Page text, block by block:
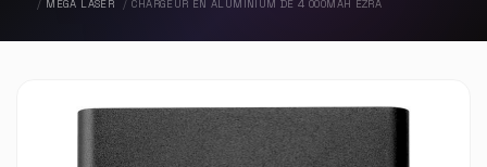
MEGA LASER
CHARGEUR EN ALUMINIUM DE 4 000MAH EZRA